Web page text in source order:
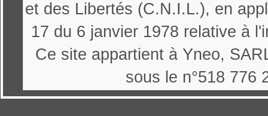
et des Libertés (C.N.I.L.), en
17 du 6 janvier 1978 relative à
Ce site appartient à Yneo,
sous le n°518 776